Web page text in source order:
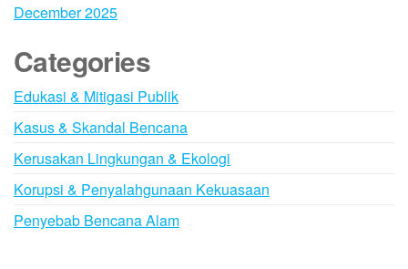
December 2025
Categories
Edukasi & Mitigasi Publik
Kasus & Skandal Bencana
Kerusakan Lingkungan & Ekologi
Korupsi & Penyalahgunaan Kekuasaan
Penyebab Bencana Alam